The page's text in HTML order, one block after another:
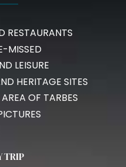
RESTAURANTS
MISSED
LEISURE
HERITAGE SITES
OF TARBES
TRIP